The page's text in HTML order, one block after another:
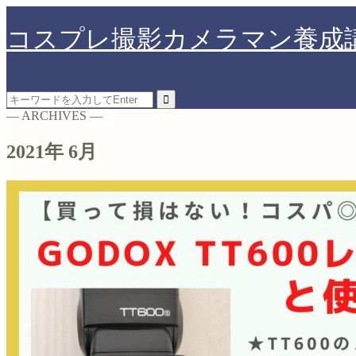
コスプレ撮影カメラマン養成
― ARCHIVES ―
2021年 6月